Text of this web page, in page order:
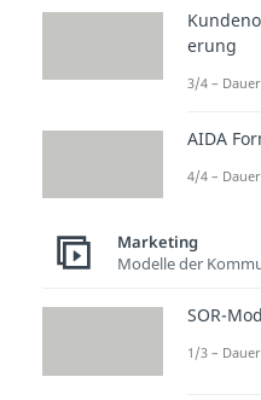
Du
erung
3/4 –
AIDA
4/4 –
Marketing
Modelle der
SOR-
1/3 –